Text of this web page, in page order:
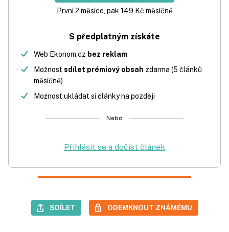
První 2 měsíce, pak 149 Kč měsíčně
S předplatným získáte
Web Ekonom.cz bez reklam
Možnost sdílet prémiový obsah zdarma (5 článků
měsíčně)
Možnost ukládat si články na později
Nebo
Přihlásit se a dočíst článek
SDÍLET ODEMKNOUT ZNÁMÉMU